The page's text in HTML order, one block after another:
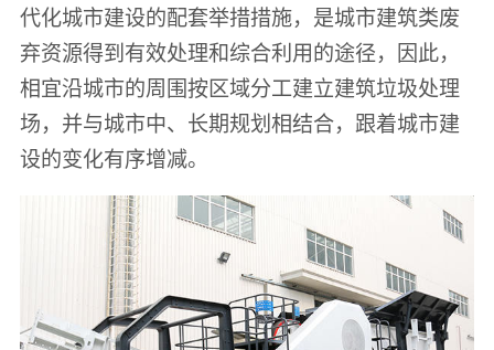
代化城市建设的配套举措措施，是城市建筑类废
弃资源得到有效处理和综合利用的途径，因此，
相宜沿城市的周围按区域分工建立建筑垃圾处理
场，并与城市中、长期规划相结合，跟着城市建
设的变化有序增减。